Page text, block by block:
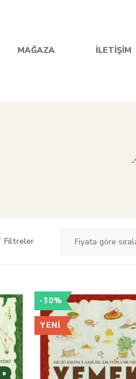
MAĞAZA İLETIŞIM
Filtreler
-30%
YENI